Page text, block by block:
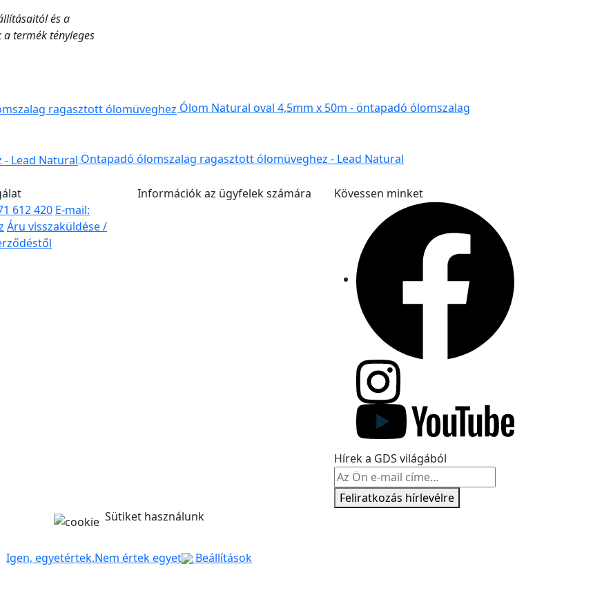
és a
termék tényleges
Ólom Natural oval 4,5mm x 50m - öntapadó ólomszalag
Öntapadó ólomszalag ragasztott ólomüveghez - Lead Natural
612 420 E-mail:
Áru visszaküldése /
Információk az ügyfelek számára Kövessen minket
Hírek a GDS világából
Feliratkozás hírlevélre
Sütiket használunk
Igen, egyetértek.Nem értek egyet Beállítások